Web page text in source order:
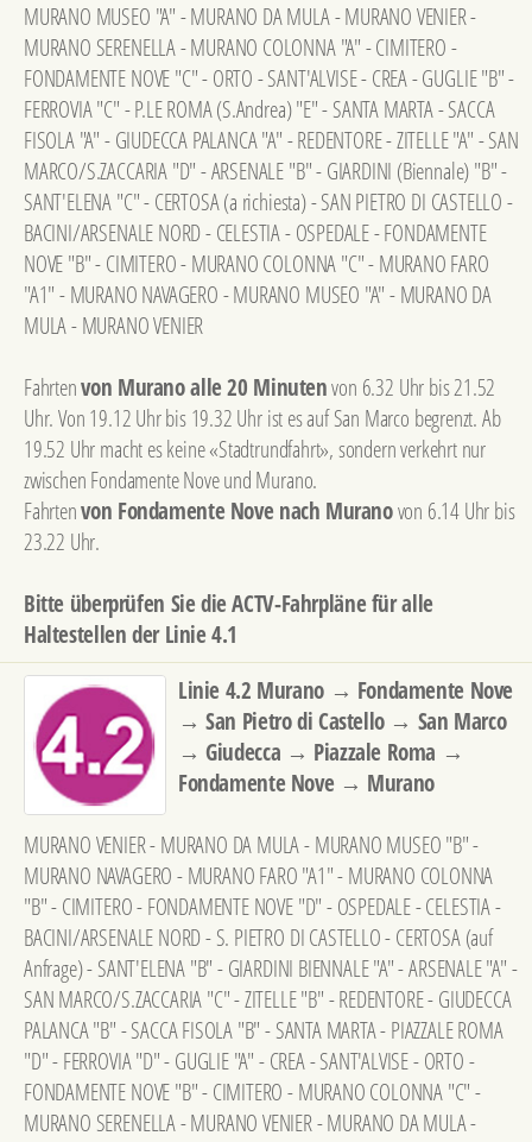
MURANO MUSEO "A" - MURANO DA MULA - MURANO VENIER -
MURANO SERENELLA - MURANO COLONNA "A" - CIMITERO -
FONDAMENTE NOVE "C" - ORTO - SANT'ALVISE - CREA - GUGLIE "B" -
FERROVIA "C" - P.LE ROMA (S.Andrea) "E" - SANTA MARTA - SACCA
FISOLA "A" - GIUDECCA PALANCA "A" - REDENTORE - ZITELLE "A" - SAN
MARCO/S.ZACCARIA "D" - ARSENALE "B" - GIARDINI (Biennale) "B" -
SANT'ELENA "C" - CERTOSA (a richiesta) - SAN PIETRO DI CASTELLO -
BACINI/ARSENALE NORD - CELESTIA - OSPEDALE - FONDAMENTE
NOVE "B" - CIMITERO - MURANO COLONNA "C" - MURANO FARO
"A1" - MURANO NAVAGERO - MURANO MUSEO "A" - MURANO DA
MULA - MURANO VENIER
Fahrtenvon Murano alle 20 Minutenvon 6.32 Uhr bis 21.52
Uhr. Von 19.12 Uhr bis 19.32 Uhr ist es auf San Marco begrenzt. Ab
19.52 Uhr macht es keine «Stadtrundfahrt», sondern verkehrt nur
zwischen Fondamente Nove und Murano.
Fahrtenvon Fondamente Nove nach Muranovon 6.14 Uhr bis
23.22 Uhr.
Bitte überprüfen Sie die ACTV-Fahrpläne für alle
Haltestellen der Linie 4.1
Linie 4.2 Murano → Fondamente Nove
→ San Pietro di Castello → San Marco
→ Giudecca → Piazzale Roma →
Fondamente Nove → Murano
MURANO VENIER - MURANO DA MULA - MURANO MUSEO "B" -
MURANO NAVAGERO - MURANO FARO "A1" - MURANO COLONNA
"B" - CIMITERO - FONDAMENTE NOVE "D" - OSPEDALE - CELESTIA -
BACINI/ARSENALE NORD - S. PIETRO DI CASTELLO - CERTOSA (auf
Anfrage) - SANT'ELENA "B" - GIARDINI BIENNALE "A" - ARSENALE "A" -
SAN MARCO/S.ZACCARIA "C" - ZITELLE "B" - REDENTORE - GIUDECCA
PALANCA "B" - SACCA FISOLA "B" - SANTA MARTA - PIAZZALE ROMA
"D" - FERROVIA "D" - GUGLIE "A" - CREA - SANT'ALVISE - ORTO -
FONDAMENTE NOVE "B" - CIMITERO - MURANO COLONNA "C" -
MURANO SERENELLA - MURANO VENIER - MURANO DA MULA -